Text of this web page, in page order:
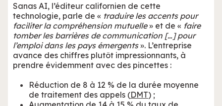
Sanas AI, l’éditeur californien de cette
technologie, parle de « traduire les accents pour
faciliter la compréhension mutuelle» et de « faire
tomber les barrières de communication […] pour
l’emploi dans les pays émergents». L’entreprise
avance des chiffres plutôt impressionnants, à
prendre évidemment avec des pincettes :
Réduction de 8 à 12 % de la durée moyenne
de traitement des appels (DMT) ;